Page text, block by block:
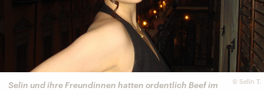
© Selin T.
Selin und ihre Freundinnen hatten ordentlich Beef im